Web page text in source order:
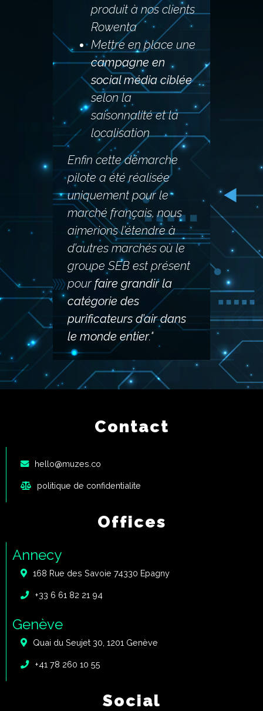
produit à nos clients
Rowenta
Mettre en place une
campagne en
social média ciblée
selon la
saisonnalité et la
localisation
Enfin cette démarche
pilote a été réalisée
uniquement pour le
marché français, nous
aimerions l’étendre à
d’autres marchés où le
groupe SEB est présent
pour faire grandir la
catégorie des
purificateurs d’air dans
le monde entier."
Contact
hello@muzes.co
politique de confidentialite
Offices
Annecy
168 Rue des Savoie 74330 Epagny
+33 6 61 82 21 94
Genève
Quai du Seujet 30, 1201 Genève
+41 78 260 10 55
Social